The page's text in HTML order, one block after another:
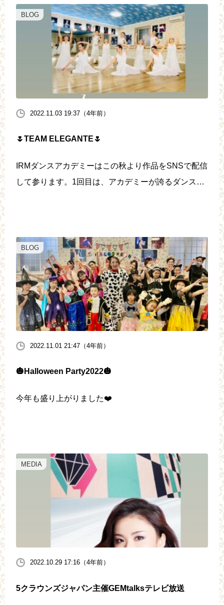
BLOG
2022.11.03 19:37（4年前）
🌷TEAM ELEGANTE🌷
IRMダンスアカデミーはこの秋より作品をSNSで配信
して参ります。1回目は、アカデミーが誇るダンスチ
BLOG
2022.11.01 21:47（4年前）
🎃Halloween Party2022🎃
今年も盛り上がりました❤️
MEDIA
2022.10.29 17:16（4年前）
5クラウンズジャパン主催GEMtalksテレビ放送